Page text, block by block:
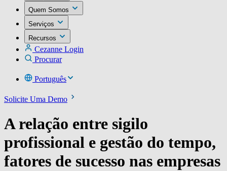
Quem Somos
Serviços
Recursos
Cezanne Login
Procurar
Português
Solicite Uma Demo
A relação entre sigilo
profissional e gestão do tempo,
fatores de sucesso nas empresas